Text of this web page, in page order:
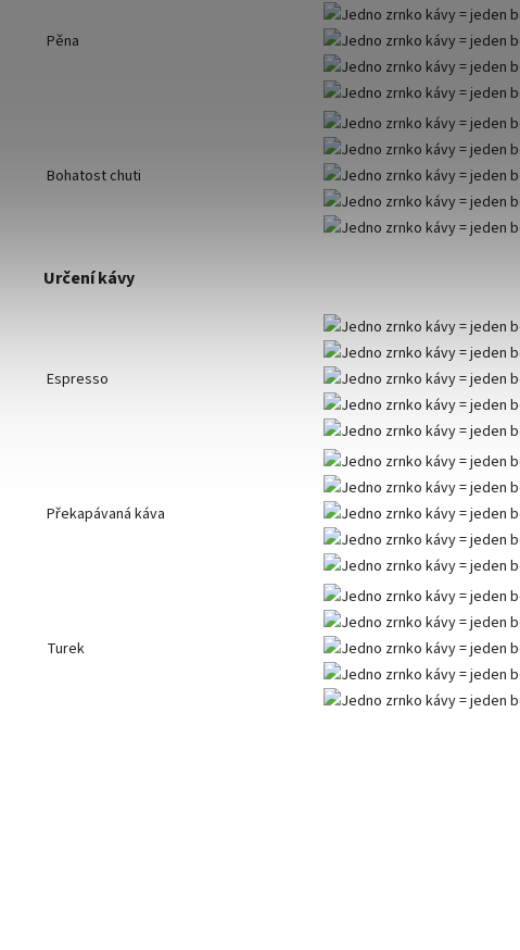
Pěna
Bohatost chuti
Určení kávy
Espresso
Překapávaná káva
Turek